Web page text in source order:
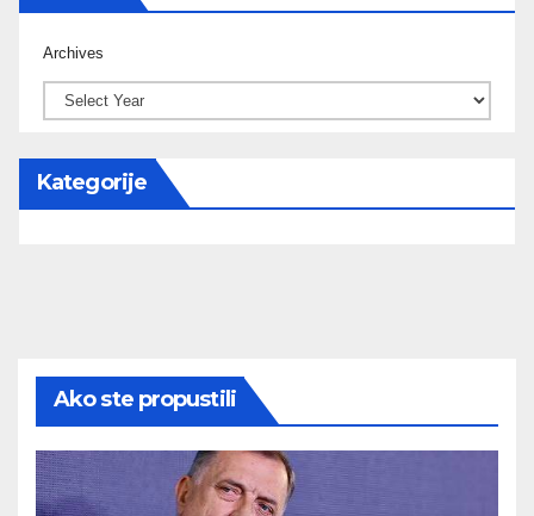
Archives
Kategorije
Ako ste propustili